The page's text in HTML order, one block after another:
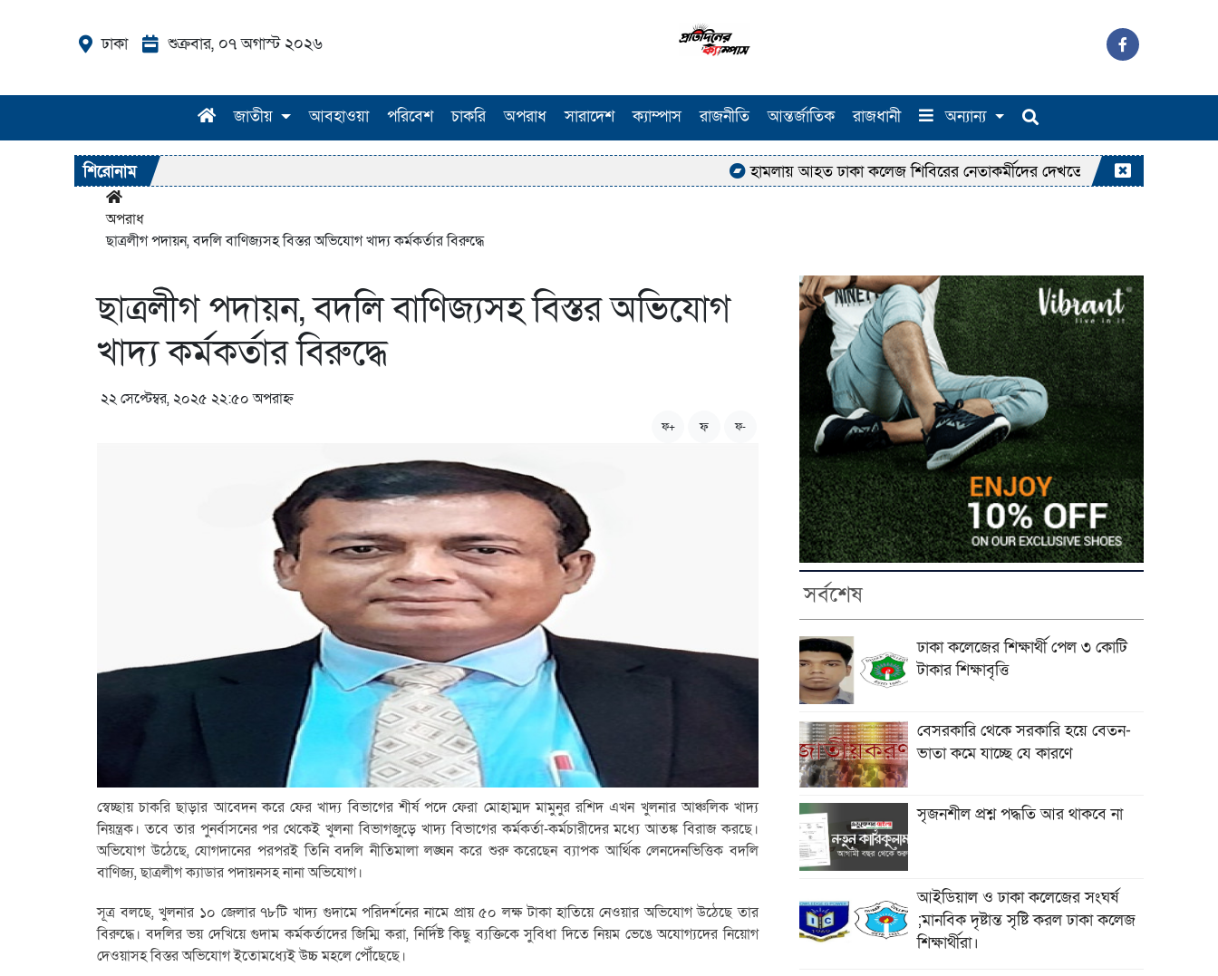
ঢাকা শুক্রবার, ০৭ অগাস্ট ২০২৬
জাতীয় আবহাওয়া পরিবেশ চাকরি অপরাধ সারাদেশ ক্যাম্পাস রাজনীতি আন্তর্জাতিক রাজধানী অন্যান্য
শিরোনাম হামলায় আহত ঢাকা কলেজ শিবিরের নেতাকর্মীদের দেখতে হাসপাতালে জামায়াত আমির
অপরাধ
ছাত্রলীগ পদায়ন, বদলি বাণিজ্যসহ বিস্তর অভিযোগ খাদ্য কর্মকর্তার বিরুদ্ধে
ছাত্রলীগ পদায়ন, বদলি বাণিজ্যসহ বিস্তর অভিযোগ
খাদ্য কর্মকর্তার বিরুদ্ধে
২২ সেপ্টেম্বর, ২০২৫ ২২:৫০ অপরাহ্ন
ফ+ ফ ফ-
স্বেচ্ছায় চাকরি ছাড়ার আবেদন করে ফের খাদ্য বিভাগের শীর্ষ পদে ফেরা মোহাম্মদ মামুনুর রশিদ এখন খুলনার আঞ্চলিক খাদ্য
নিয়ন্ত্রক। তবে তার পুনর্বাসনের পর থেকেই খুলনা বিভাগজুড়ে খাদ্য বিভাগের কর্মকর্তা-কর্মচারীদের মধ্যে আতঙ্ক বিরাজ করছে।
অভিযোগ উঠেছে, যোগদানের পরপরই তিনি বদলি নীতিমালা লঙ্ঘন করে শুরু করেছেন ব্যাপক আর্থিক লেনদেনভিত্তিক বদলি
বাণিজ্য, ছাত্রলীগ ক্যাডার পদায়নসহ নানা অভিযোগ।
সূত্র বলছে, খুলনার ১০ জেলার ৭৮টি খাদ্য গুদামে পরিদর্শনের নামে প্রায় ৫০ লক্ষ টাকা হাতিয়ে নেওয়ার অভিযোগ উঠেছে তার
বিরুদ্ধে। বদলির ভয় দেখিয়ে গুদাম কর্মকর্তাদের জিম্মি করা, নির্দিষ্ট কিছু ব্যক্তিকে সুবিধা দিতে নিয়ম ভেঙে অযোগ্যদের নিয়োগ
দেওয়াসহ বিস্তর অভিযোগ ইতোমধ্যেই উচ্চ মহলে পৌঁছেছে।
সর্বশেষ
ঢাকা কলেজের শিক্ষার্থী পেল ৩ কোটি
টাকার শিক্ষাবৃত্তি
বেসরকারি থেকে সরকারি হয়ে বেতন-
ভাতা কমে যাচ্ছে যে কারণে
সৃজনশীল প্রশ্ন পদ্ধতি আর থাকবে না
আইডিয়াল ও ঢাকা কলেজের সংঘর্ষ
;মানবিক দৃষ্টান্ত সৃষ্টি করল ঢাকা কলেজ
শিক্ষার্থীরা।